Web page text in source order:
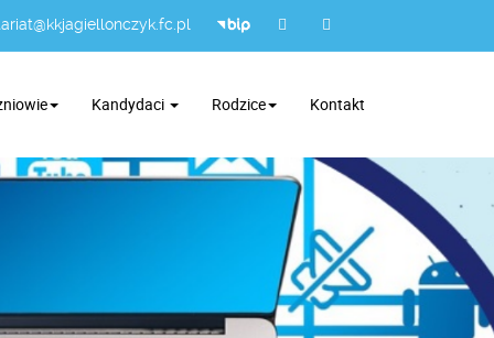
Kandydaci Rodzice Kontakt